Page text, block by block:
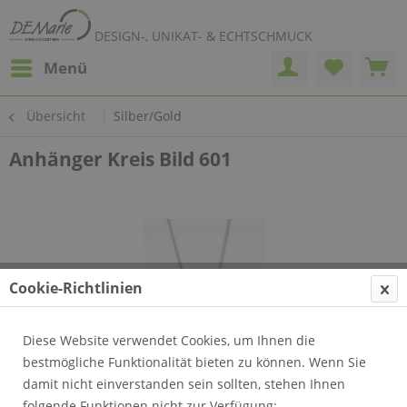
DESIGN-, UNIKAT- & ECHTSCHMUCK
Menü
Übersicht Silber/Gold
Anhänger Kreis Bild 601
Cookie-Richtlinien
Diese Website verwendet Cookies, um Ihnen die
bestmögliche Funktionalität bieten zu können. Wenn Sie
damit nicht einverstanden sein sollten, stehen Ihnen